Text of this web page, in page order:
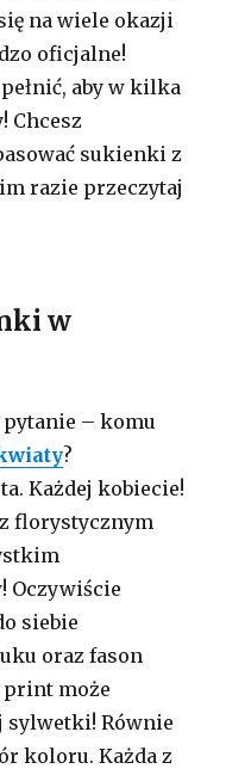
na wiele okazji
oficjalne!
aby w kilka
Chcesz
sukienki z
razie przeczytaj
w
pytanie – komu
?
Każdej kobiecie!
florystycznym
Oczywiście
siebie
oraz fason
print może
sylwetki! Równie
koloru. Każda z